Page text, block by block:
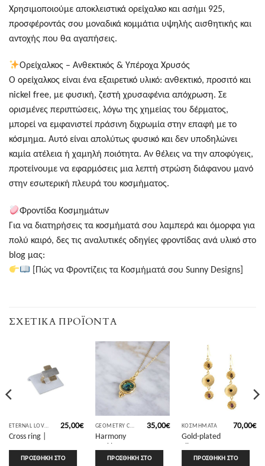
Χρησιμοποιούμε αποκλειστικά ορείχαλκο και ασήμι 925,
προσφέροντάς σου μοναδικά κομμάτια υψηλής αισθητικής και
αντοχής που θα αγαπήσεις.
Ορείχαλκος – Ανθεκτικός & Υπέροχα Χρυσός
Ο ορείχαλκος είναι ένα εξαιρετικό υλικό: ανθεκτικό, προσιτό και
nickel free, με φυσική, ζεστή χρυσαφένια απόχρωση. Σε
ορισμένες περιπτώσεις, λόγω της χημείας του δέρματος,
μπορεί να εμφανιστεί πράσινη διχρωμία στην επαφή με το
κόσμημα. Αυτό είναι απολύτως φυσικό και δεν υποδηλώνει
καμία ατέλεια ή χαμηλή ποιότητα. Αν θέλεις να την αποφύγεις,
προτείνουμε να εφαρμόσεις μια λεπτή στρώση διάφανου μανό
στην εσωτερική πλευρά του κοσμήματος.
Φροντίδα Κοσμημάτων
Για να διατηρήσεις τα κοσμήματά σου λαμπερά και όμορφα για
πολύ καιρό, δες τις αναλυτικές οδηγίες φροντίδας ανά υλικό στο
blog μας:
[Πώς να Φροντίζεις τα Κοσμήματά σου Sunny Designs]
ΣΧΕΤΙΚΆ ΠΡΟΪΌΝΤΑ
ETERNAL LOVE COLLECTION
Cross ring |
Designs
25,00€
ΠΡΟΣΘΉΚΗ ΣΤΟ
GEOMETRY COLLECTION
Harmony
necklace
with
35,00€
ΠΡΟΣΘΉΚΗ ΣΤΟ
ΚΟΣΜΉΜΑΤΑ
Gold-plated
Silver 925
earrings
70,00€
ΠΡΟΣΘΉΚΗ ΣΤΟ